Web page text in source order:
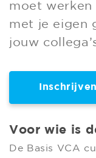
moet werken
met je eigen
jouw
Inschrijven
Voor wie is
De Basis VCA